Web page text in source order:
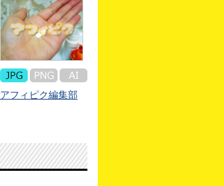
アフィピク編集部